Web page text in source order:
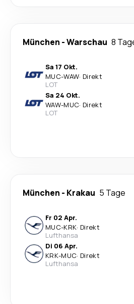
München -Warschau 8
Sa 17 Okt.
MUC-WAW· Direkt
LOT
Sa 24 Okt.
WAW-MUC· Direkt
LOT
München - Krakau 5 Tage
Fr 02 Apr.
MUC-KRK· Direkt
Lufthansa
Di 06 Apr.
KRK-MUC· Direkt
Lufthansa